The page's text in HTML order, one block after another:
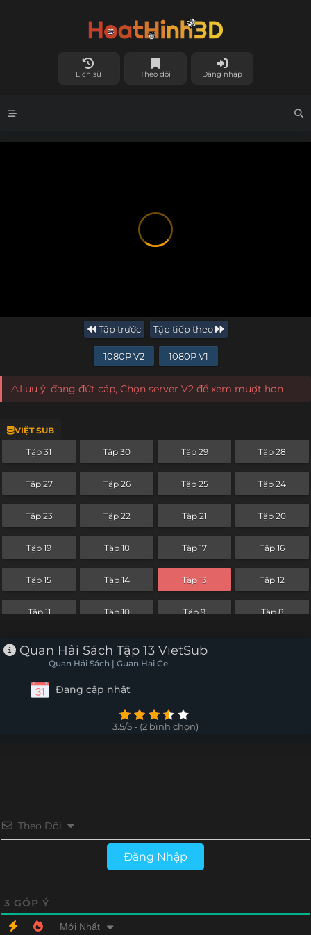
Lịch sử Theo dõi Đăng nhập
Tập trước Tập tiếp theo
1080P V2 1080P V1
⚠️Lưu ý: đang đứt cáp, Chọn server V2 để xem mượt hơn
VIỆT SUB
Tập 31 Tập 30 Tập 29 Tập 28
Tập 27 Tập 26 Tập 25 Tập 24
Tập 23 Tập 22 Tập 21 Tập 20
Tập 19 Tập 18 Tập 17 Tập 16
Tập 15 Tập 14 Tập 13 Tập 12
Tập 11 Tập 10 Tập 9 Tập 8
Tập 6 Tập 5
Quan Hải Sách Tập 13 VietSub
Quan Hải Sách | Guan Hai Ce
Đang cập nhật
3.5/5 - (2 bình chọn)
Theo Dõi
Đăng Nhập
3 GÓP Ý
Mới Nhất